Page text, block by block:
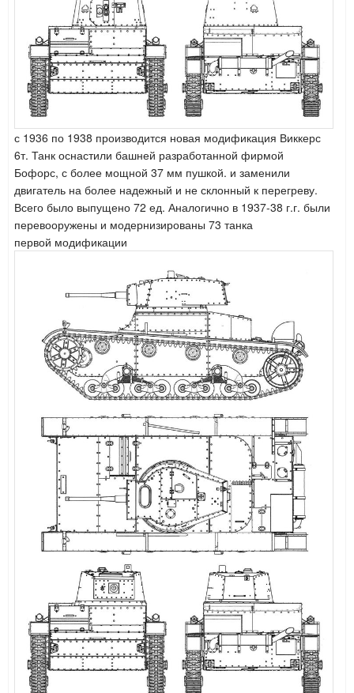
с 1936 по 1938 производится новая модификация Виккерс
6т. Танк оснастили башней разработанной фирмой
Бофорс, с более мощной 37 мм пушкой. и заменили
двигатель на более надежный и не склонный к перегреву.
Всего было выпущено 72 ед. Аналогично в 1937-38 г.г. были
перевооружены и модернизированы 73 танка
первой модификации